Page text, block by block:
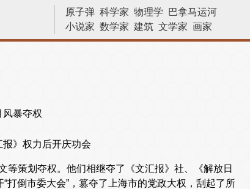
原子弹 科学家 物理学
巴拿马运河
小说家 数学家 建筑 文学家 画家
林则徐 苏哈托 天文学 宇宙 数学 侵略
报》权力后开庆功会
策划夺权。他们相继夺了《文汇报》社、《解放日
打倒市委大会”，篡夺了上海市的党政大权，刮起了所